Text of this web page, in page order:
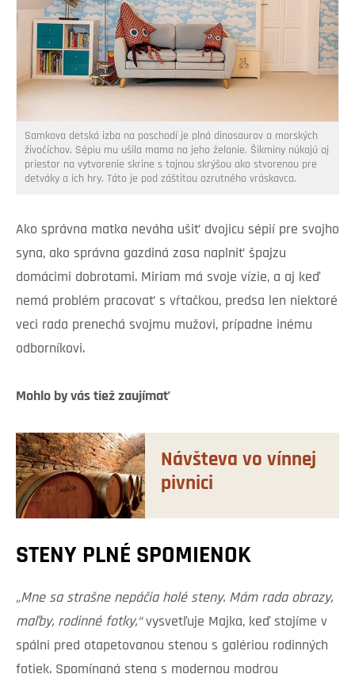
Samkova detská izba na poschodí je plná dinosaurov a morských
živočíchov. Sépiu mu ušila mama na jeho želanie. Šikminy núkajú aj
priestor na vytvorenie skrine s tajnou skrýšou ako stvorenou pre
detváky a ich hry. Táto je pod záštitou ozrutného vráskavca.
Ako správna matka neváha ušiť dvojicu sépií pre svojho
syna, ako správna gazdiná zasa naplniť špajzu
domácimi dobrotami. Miriam má svoje vízie, a aj keď
nemá problém pracovať s vŕtačkou, predsa len niektoré
veci rada prenechá svojmu mužovi, prípadne inému
odborníkovi.
Mohlo by vás tiež zaujímať
Návšteva vo vínnej
pivnici
STENY PLNÉ SPOMIENOK
„Mne sa strašne nepáčia holé steny. Mám rada obrazy,
maľby, rodinné fotky,“vysvetľuje Majka, keď stojíme v
spálni pred otapetovanou stenou s galériou rodinných
fotiek. Spomínaná stena s modernou modrou